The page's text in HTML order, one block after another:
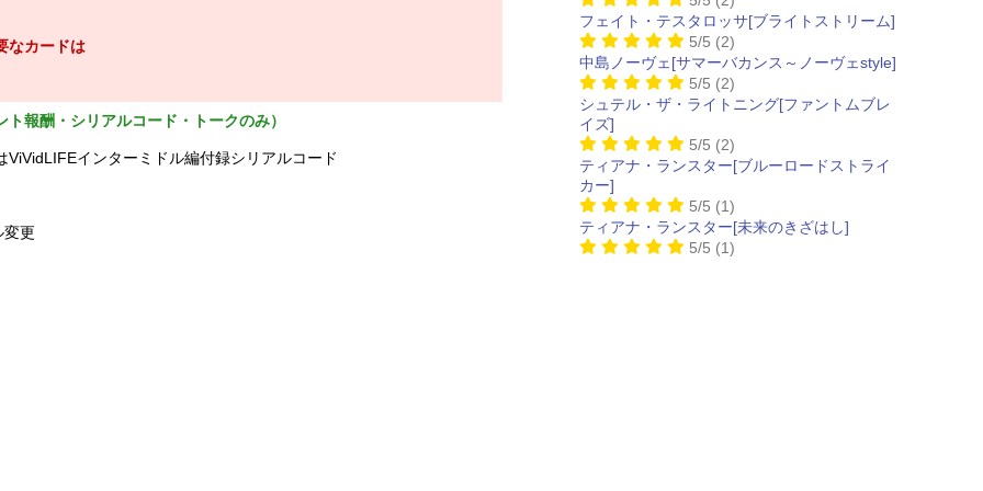
なカードは
報酬・シリアルコード・トークのみ）
ViVidLIFEインターミドル編付録シリアルコード
変更
フェイト・テスタロッサ[ブライトストリーム]
5/5 (2)
中島ノーヴェ[サマーバカンス～ノーヴェstyle]
5/5 (2)
シュテル・ザ・ライトニング[ファントムブレ
イズ]
5/5 (2)
ティアナ・ランスター[ブルーロードストライ
カー]
5/5 (1)
ティアナ・ランスター[未来のきざはし]
5/5 (1)